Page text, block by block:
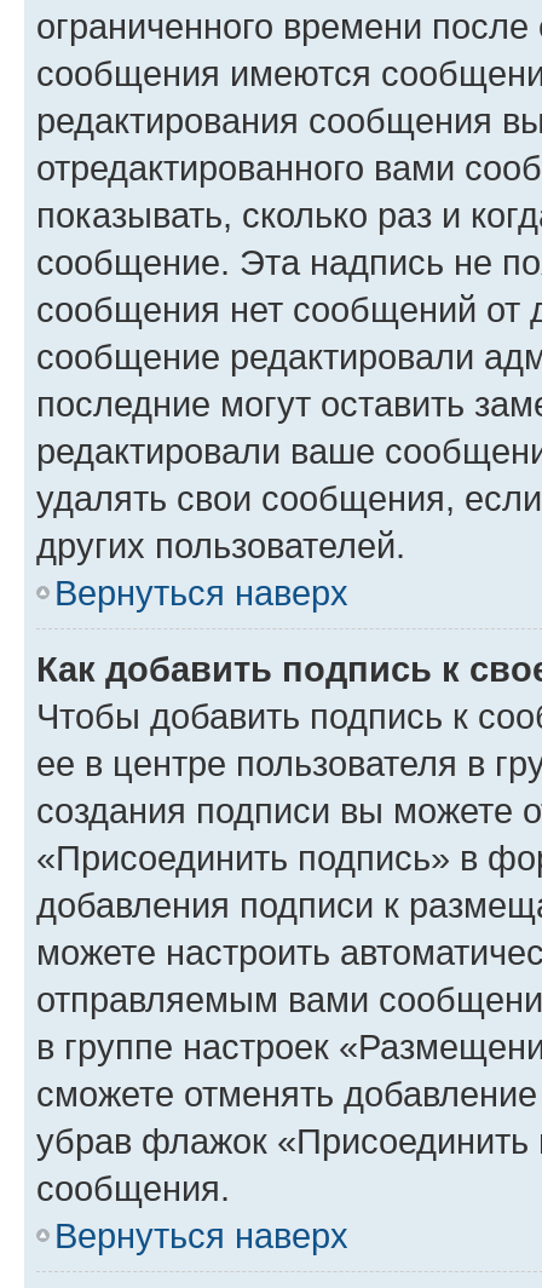
ограниченного времени
сообщения имеются
редактирования сообщения
отредактированного вами
показывать, сколько раз и
сообщение. Эта надпись не
сообщения нет сообщений от
сообщение редактировали
последние могут оставить
редактировали ваше
удалять свои сообщения,
других пользователей.
Вернуться наверх
Как добавить подпись к
Чтобы добавить подпись к
ее в центре пользователя в
создания подписи вы можете
«Присоединить подпись» в
добавления подписи к
можете настроить
отправляемым вами
в группе настроек
сможете отменять
убрав флажок
сообщения.
Вернуться наверх